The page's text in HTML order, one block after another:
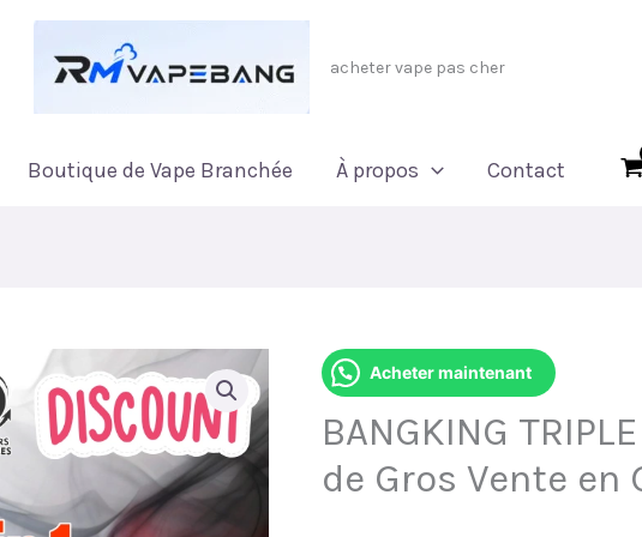
acheter vape pas cher
Boutique de Vape Branchée À propos Contact
Acheter maintenant
BANGKING
de Gros Vente en